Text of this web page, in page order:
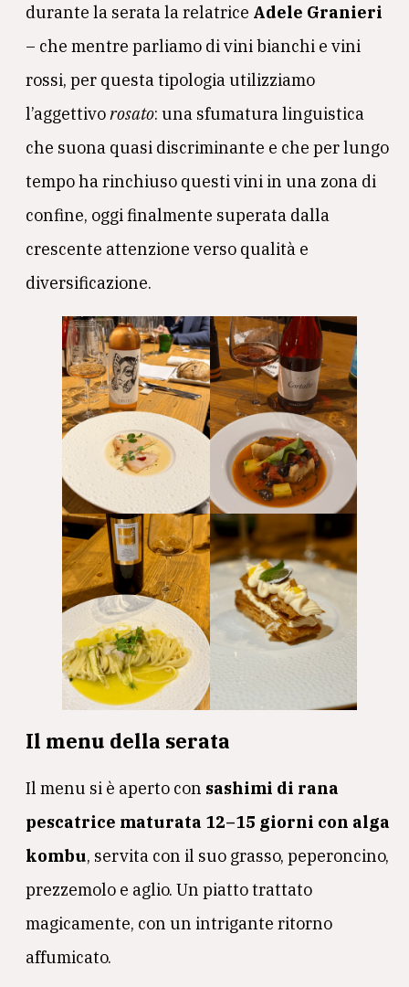
durante la serata la relatrice Adele Granieri
– che mentre parliamo di vini bianchi e vini
rossi, per questa tipologia utilizziamo
l’aggettivorosato: una sfumatura linguistica
che suona quasi discriminante e che per lungo
tempo ha rinchiuso questi vini in una zona di
confine, oggi finalmente superata dalla
crescente attenzione verso qualità e
diversificazione.
Il menu della serata
Il menu si è aperto con sashimi di rana
pescatrice maturata 12–15 giorni con alga
kombu, servita con il suo grasso, peperoncino,
prezzemolo e aglio. Un piatto trattato
magicamente, con un intrigante ritorno
affumicato.